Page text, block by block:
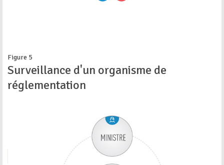
Figure 5
Surveillance d'un organisme de
réglementation